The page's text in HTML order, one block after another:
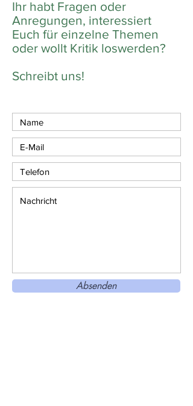
Ihr habt Fragen oder
Anregungen, interessiert
Euch für einzelne Themen
oder wollt Kritik loswerden?
Schreibt uns!
Absenden